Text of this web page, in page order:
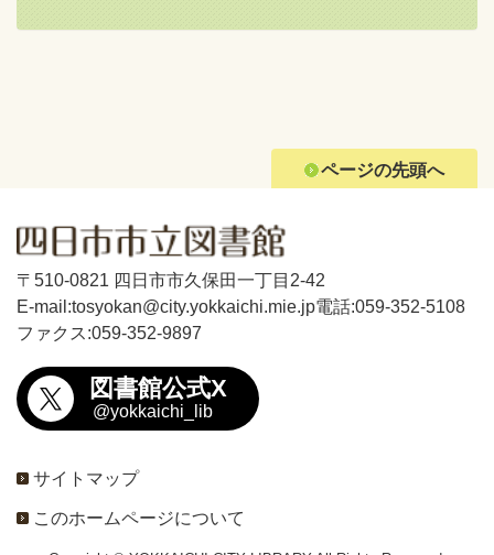
ページの先頭へ
〒510-0821 四日市市久保田一丁目2-42
E-mail:tosyokan@city.yokkaichi.mie.jp電話:059-352-5108
ファクス:059-352-9897
図書館公式X
@yokkaichi_lib
サイトマップ
このホームページについて